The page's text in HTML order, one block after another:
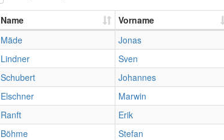
Name Vorname
Mäde Jonas
Lindner Sven
Schubert Johannes
Elschner Marwin
Ranft Erik
Böhme Stefan